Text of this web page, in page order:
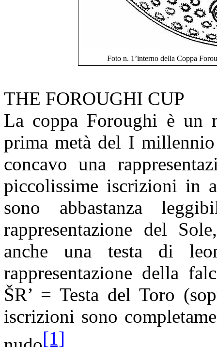
Foto n. 1’interno della Coppa
THE FOROUGHI CUP
La coppa Foroughi è un
prima metà del I
concavo una
piccolissime iscrizioni in
sono abbastanza
rappresentazione del
anche una testa di
rappresentazione della
ŠR’ = Testa del Toro
iscrizioni sono
[1]